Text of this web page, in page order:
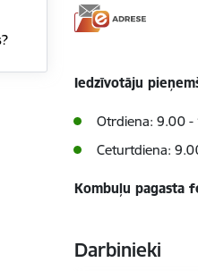
Iedzīvotāju
Otrdiena: 9.00 -
Ceturtdiena:
Kombuļu pagasta
Darbinieki